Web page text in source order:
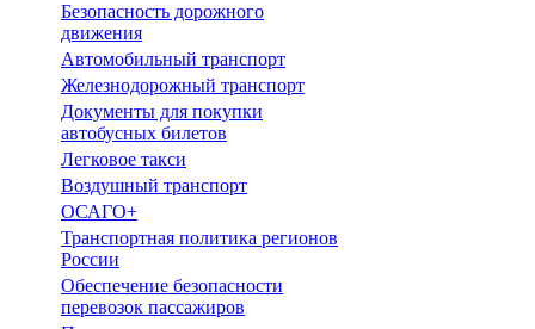
Безопасность дорожного
движения
Автомобильный транспорт
Железнодорожный транспорт
Документы для покупки
автобусных билетов
Легковое такси
Воздушный транспорт
ОСАГО+
Транспортная политика регионов
России
Обеспечение безопасности
перевозок пассажиров